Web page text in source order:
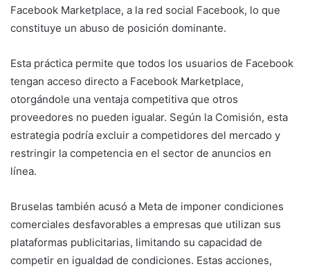
Facebook Marketplace, a la red social Facebook, lo que
constituye un abuso de posición dominante.
Esta práctica permite que todos los usuarios de Facebook
tengan acceso directo a Facebook Marketplace,
otorgándole una ventaja competitiva que otros
proveedores no pueden igualar. Según la Comisión, esta
estrategia podría excluir a competidores del mercado y
restringir la competencia en el sector de anuncios en
línea.
Bruselas también acusó a Meta de imponer condiciones
comerciales desfavorables a empresas que utilizan sus
plataformas publicitarias, limitando su capacidad de
competir en igualdad de condiciones. Estas acciones,